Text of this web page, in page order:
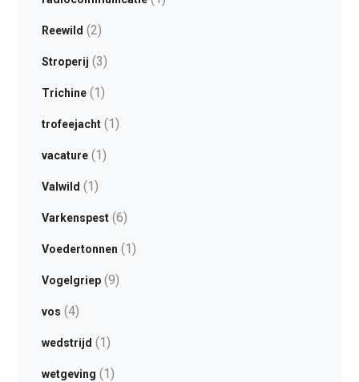
Reewild (2)
Stroperij (3)
Trichine(1)
trofeejacht(1)
vacature(1)
Valwild (1)
Varkenspest(6)
Voedertonnen (1)
Vogelgriep(9)
vos (4)
wedstrijd (1)
wetgeving (1)